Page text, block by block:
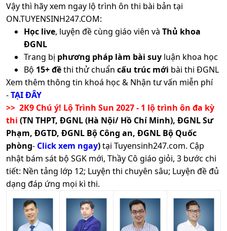
Vậy thì hãy xem ngay lộ trình ôn thi bài bản tại
ON.TUYENSINH247.COM:
Học live, luyện đề cùng giáo viên và Thủ khoa
ĐGNL
Trang bị phương pháp làm bài suy luận khoa học
Bộ 15+ đềthi thử chuẩn cấu trúc mới bài thi ĐGNL
Xem thêm thông tin khoá học & Nhận tư vấn miễn phí
-TẠI ĐÂY
>> 2K9 Chú ý! Lộ Trình Sun 2027 - 1 lộ trình ôn đa kỳ
thi (TN THPT, ĐGNL (Hà Nội/ Hồ Chí Minh), ĐGNL Sư
Phạm, ĐGTD, ĐGNL Bộ Công an, ĐGNL Bộ Quốc
phòng- Click xem ngay)tại Tuyensinh247.com. Cập
nhật bám sát bộ SGK mới, Thầy Cô giáo giỏi, 3 bước chi
tiết: Nền tảng lớp 12; Luyện thi chuyên sâu; Luyện đề đủ
dạng đáp ứng mọi kì thi.